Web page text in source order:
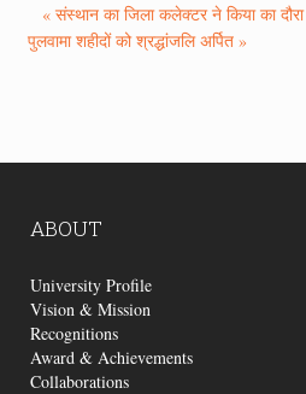
« संस्थान का जिला कलेक्टर ने किया का दौरा
पुलवामा शहीदों को श्रद्धांजलि अर्पित »
ABOUT
University Profile
Vision & Mission
Recognitions
Award & Achievements
Collaborations